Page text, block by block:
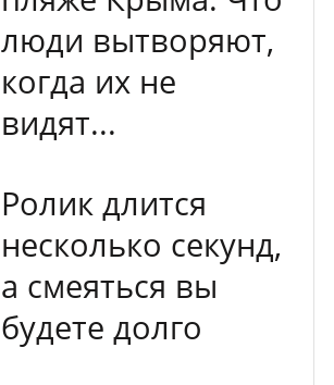
люди вытворяют,
когда их не
видят...
Ролик длится
несколько секунд,
а смеяться вы
будете долго